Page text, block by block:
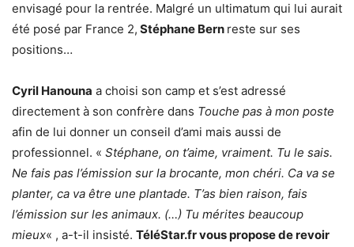
envisagé pour la rentrée. Malgré un ultimatum qui lui aurait
été posé par France 2, Stéphane Bern reste sur ses
positions…
Cyril Hanouna a choisi son camp et s’est adressé
directement à son confrère dans Touche pas à mon poste
afin de lui donner un conseil d’ami mais aussi de
professionnel. « Stéphane, on t’aime, vraiment. Tu le sais.
Ne fais pas l’émission sur la brocante, mon chéri. Ca va se
planter, ca va être une plantade. T’as bien raison, fais
l’émission sur les animaux. (…) Tu mérites beaucoup
mieux« , a-t-il insisté. TéléStar.fr vous propose de revoir